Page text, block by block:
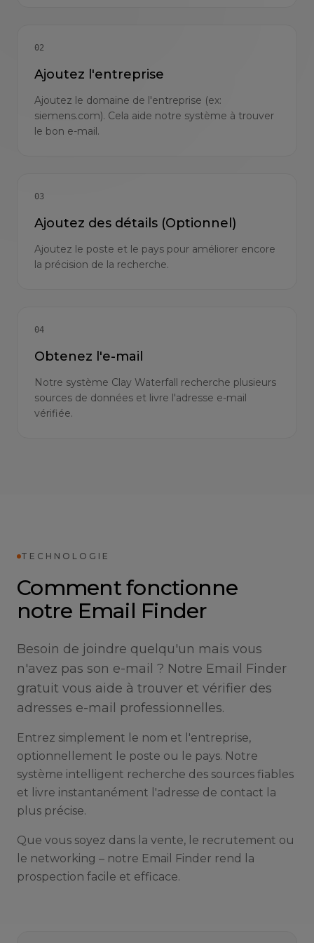
02
Ajoutez l'entreprise
Ajoutez le domaine de l'entreprise (ex:
siemens.com). Cela aide notre système à trouver
le bon e-mail.
03
Ajoutez des détails (Optionnel)
Ajoutez le poste et le pays pour améliorer encore
la précision de la recherche.
04
Obtenez l'e-mail
Notre système Clay Waterfall recherche plusieurs
sources de données et livre l'adresse e-mail
vérifiée.
TECHNOLOGIE
Comment fonctionne
notre Email Finder
Besoin de joindre quelqu'un mais vous
n'avez pas son e-mail ? Notre Email Finder
gratuit vous aide à trouver et vérifier des
adresses e-mail professionnelles.
Entrez simplement le nom et l'entreprise,
optionnellement le poste ou le pays. Notre
système intelligent recherche des sources fiables
et livre instantanément l'adresse de contact la
plus précise.
Que vous soyez dans la vente, le recrutement ou
le networking – notre Email Finder rend la
prospection facile et efficace.